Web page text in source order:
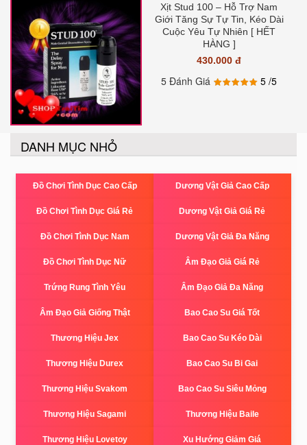
Xịt Stud 100 – Hỗ Trợ Nam
Giới Tăng Sự Tự Tin, Kéo Dài
Cuộc Yêu Tự Nhiên [ HẾT
HÀNG ]
430.000 đ
5 Đánh Giá 5/5
DANH MỤC NHỎ
Đồ Chơi Tình Dục Cao Cấp Dương Vật Giả Cao Cấp
Đồ Chơi Tình Dục Giá Rẻ Dương Vật Giả Giá Rẻ
Đồ Chơi Tình Dục Nam Dương Vật Giả Đa Năng
Đồ Chơi Tình Dục Nữ Âm Đạo Giả Giá Rẻ
Trứng Rung Tình Yêu Âm Đạo Giả Đa Năng
Âm Đạo Giả Giống Thật Bao Cao Su Giá Tốt
Thương Hiệu Jex Bao Cao Su Kéo Dài
Thương Hiệu Durex Bao Cao Su Bi Gai
Thương Hiệu Svakom Bao Cao Su Siêu Mỏng
Thương Hiệu Sagami Thương Hiệu Baile
Thương Hiệu Lovetoy Xu Hướng Giảm Giá